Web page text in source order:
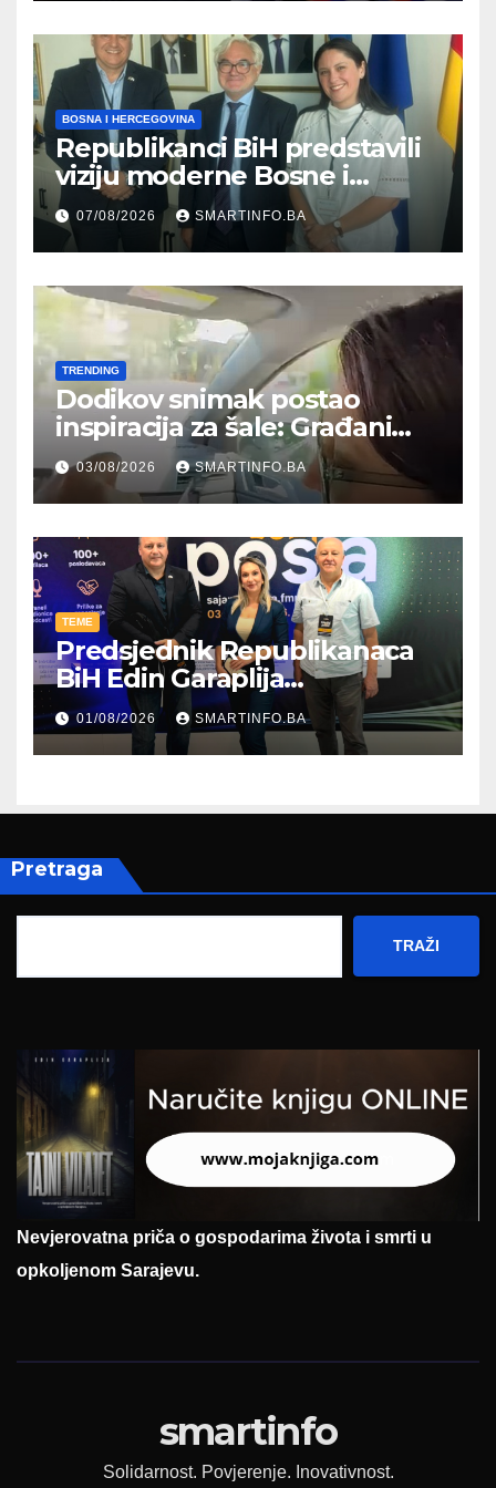
građanima
BOSNA I HERCEGOVINA
Republikanci BiH predstavili
viziju moderne Bosne i
Hercegovine ambasadoru
Njemačke
07/08/2026 SMARTINFO.BA
TRENDING
Dodikov snimak postao
inspiracija za šale: Građani
kroz parodiju poslali poruku
03/08/2026 SMARTINFO.BA
TEME
Predsjednik Republikanaca
BiH Edin Garaplija
prisustvovao prezentaciji
Federalnog sajma
zapošljavanja
01/08/2026 SMARTINFO.BA
Pretraga
TRAŽI
Nevjerovatna priča o gospodarima života i smrti u
opkoljenom Sarajevu.
smartinfo
Solidarnost. Povjerenje. Inovativnost.